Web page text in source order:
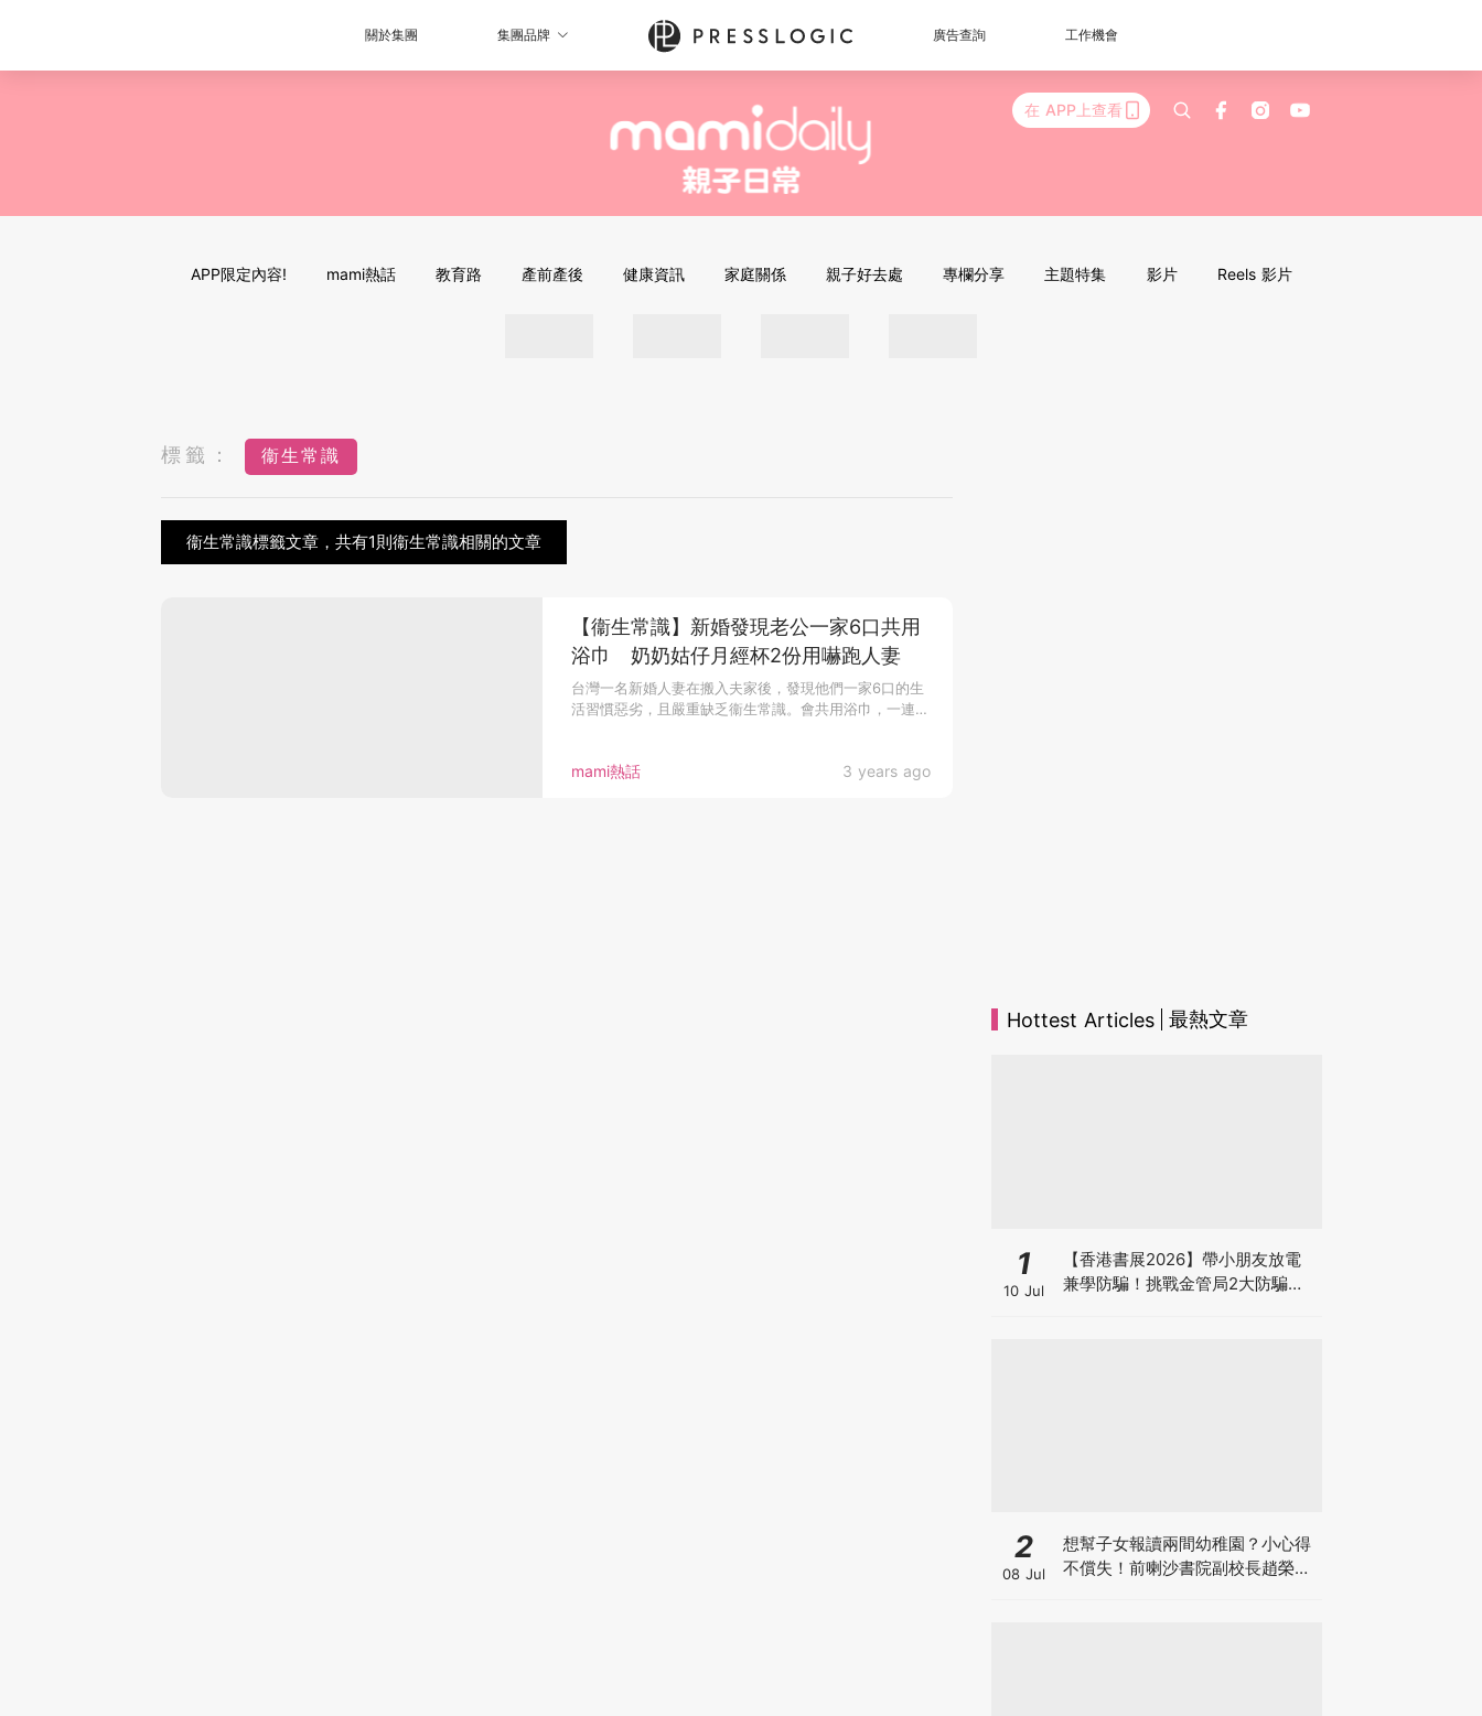
關於集團 集團品牌 廣告查詢 工作機會
在 APP上查看
APP限定內容! mami熱話 教育路 產前產後 健康資訊 家庭關係 親子好去處 專欄分享 主題特集 影片 Reels 影片
標籤： 衞生常識
衞生常識標籤文章，共有1則衞生常識相關的文章
mami熱話 3 years ago
【衞生常識】新婚發現老公一家6口共用
浴巾 奶奶姑仔月經杯2份用嚇跑人妻
台灣一名新婚人妻在搬入夫家後，發現他們一家6口的生
活習慣惡劣，且嚴重缺乏衞生常識。會共用浴巾，一連
Hottest Articles 最熱文章
1
10 Jul
【香港書展2026】帶小朋友放電
兼學防騙！挑戰金管局2大防騙遊
2
08 Jul
想幫子女報讀兩間幼稚園？小心得
不償失！前喇沙書院副校長趙榮